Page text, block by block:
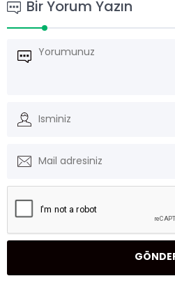
Bir Yorum Yazın